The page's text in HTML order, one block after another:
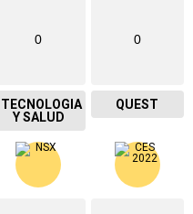
0
TECNOLOGIA
Y SALUD
0
QUEST